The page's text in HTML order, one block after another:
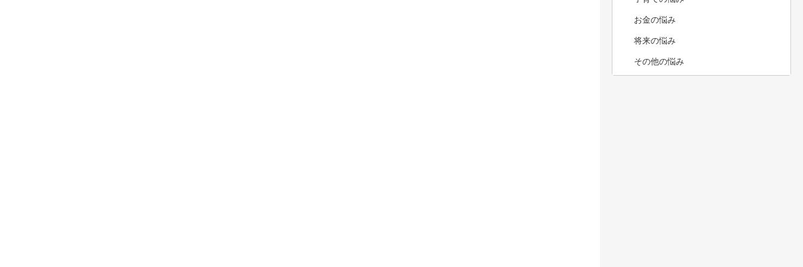
お金の悩み
将来の悩み
その他の悩み